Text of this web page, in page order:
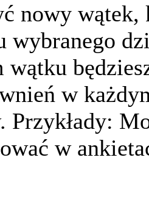
nowy
wybranego
w
Przykłady:
w